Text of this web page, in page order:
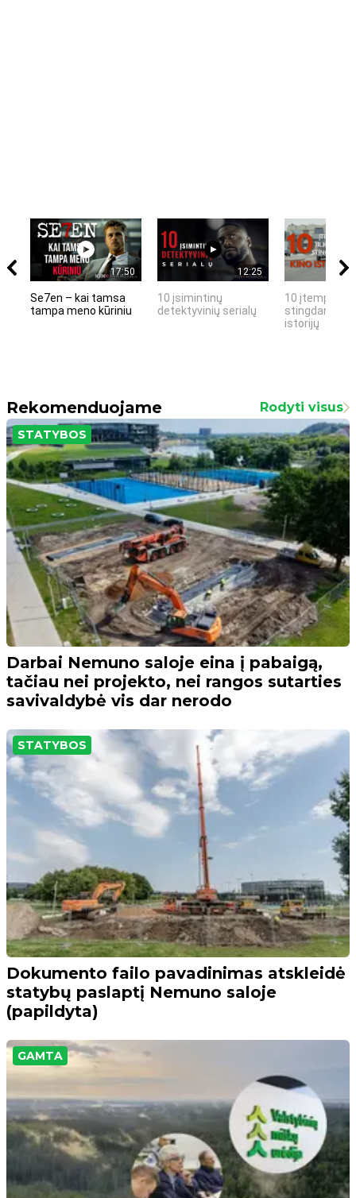
17:50
Se7en – kai tamsa
tampa meno kūriniu
12:25
10 įsimintinų
detektyvinių serialų
10 įtemptų,
stingdančių
istorijų
Rekomenduojame Rodyti visus
STATYBOS
Darbai Nemuno saloje eina į pabaigą,
tačiau nei projekto, nei rangos sutarties
savivaldybė vis dar nerodo
STATYBOS
Dokumento failo pavadinimas atskleidė
statybų paslaptį Nemuno saloje
(papildyta)
GAMTA